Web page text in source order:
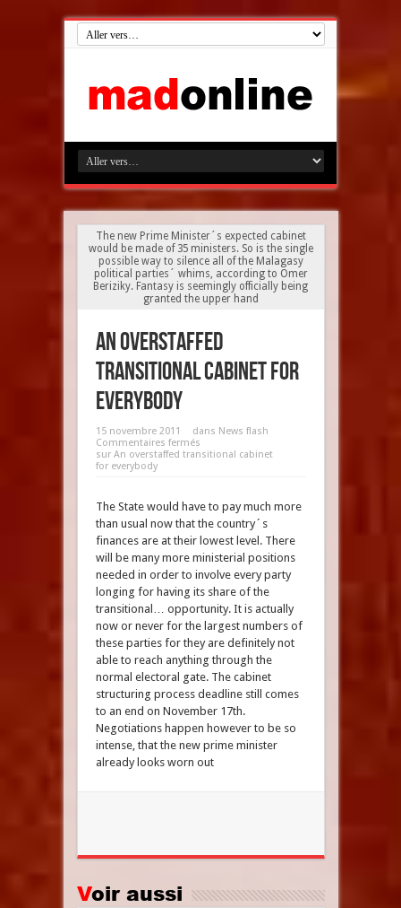
The new Prime Minister´s expected cabinet
would be made of 35 ministers. So is the single
possible way to silence all of the Malagasy
political parties´ whims, according to Omer
Beriziky. Fantasy is seemingly officially being
granted the upper hand
An overstaffed
transitional cabinet for
everybody
15 novembre 2011 dans News flash
Commentaires fermés
sur An overstaffed transitional cabinet
for everybody
The State would have to pay much more
than usual now that the country´s
finances are at their lowest level. There
will be many more ministerial positions
needed in order to involve every party
longing for having its share of the
transitional… opportunity. It is actually
now or never for the largest numbers of
these parties for they are definitely not
able to reach anything through the
normal electoral gate. The cabinet
structuring process deadline still comes
to an end on November 17th.
Negotiations happen however to be so
intense, that the new prime minister
already looks worn out
Voir aussi